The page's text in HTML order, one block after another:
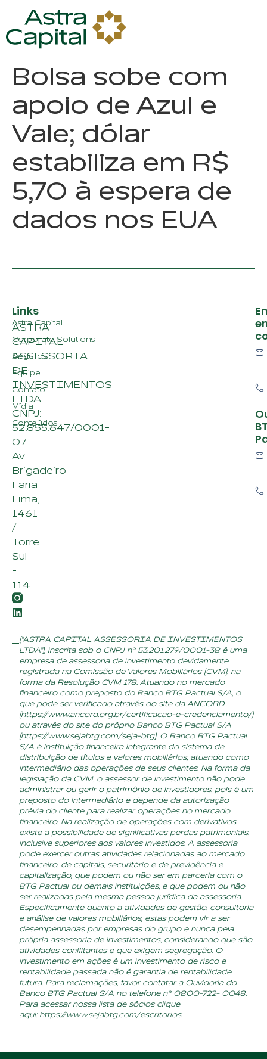
Bolsa sobe com
apoio de Azul e
Vale; dólar
estabiliza em R$
5,70 à espera de
dados nos EUA
ASTRA
CAPITAL
ASSESSORIA
DE
INVESTIMENTOS
LTDA
CNPJ:
52.855.647/0001-
07
Av.
Brigadeiro
Faria
Lima,
1461
/
Torre
Sul
-
114
Links
Astra Capital
Corporate Solutions
Seguros
Equipe
Contato
Mídia
Conteúdos
(“ASTRA CAPITAL ASSESSORIA DE INVESTIMENTOS
LTDA”), inscrita sob o CNPJ nº 53.201.279/0001-38 é uma
empresa de assessoria de investimento devidamente
registrada na Comissão de Valores Mobiliários (CVM), na
forma da Resolução CVM 178. Atuando no mercado
financeiro como preposto do Banco BTG Pactual S/A, o
que pode ser verificado através do site da ANCORD
(https://www.ancord.org.br/certificacao-e-credenciamento/)
ou através do site do próprio Banco BTG Pactual S/A
(https://www.sejabtg.com/seja-btg). O Banco BTG Pactual
S/A é instituição financeira integrante do sistema de
distribuição de títulos e valores mobiliários, atuando como
intermediário das operações de seus clientes. Na forma da
legislação da CVM, o assessor de investimento não pode
administrar ou gerir o patrimônio de investidores, pois é um
preposto do intermediário e depende da autorização
prévia do cliente para realizar operações no mercado
financeiro. Na realização de operações com derivativos
existe a possibilidade de significativas perdas patrimoniais,
inclusive superiores aos valores investidos. A assessoria
pode exercer outras atividades relacionadas ao mercado
financeiro, de capitais, securitário e de previdência e
capitalização, que podem ou não ser em parceria com o
BTG Pactual ou demais instituições, e que podem ou não
ser realizadas pela mesma pessoa jurídica da assessoria.
Especificamente quanto a atividades de gestão, consultoria
e análise de valores mobiliários, estas podem vir a ser
desempenhadas por empresas do grupo e nunca pela
própria assessoria de investimentos, considerando que são
atividades conflitantes e que exigem segregação. O
investimento em ações é um investimento de risco e
rentabilidade passada não é garantia de rentabilidade
futura. Para reclamações, favor contatar a Ouvidoria do
Banco BTG Pactual S/A no telefone nº 0800-722- 0048.
Para acessar nossa lista de sócios clique
aqui:https://www.sejabtg.com/escritorios